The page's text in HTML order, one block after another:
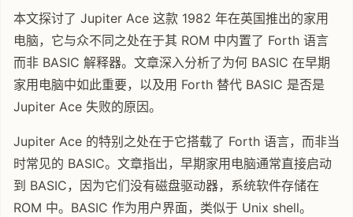
本文探讨了 Jupiter Ace 这款 1982 年在英国推出的家用
电脑，它与众不同之处在于其 ROM 中内置了 Forth 语言
而非 BASIC 解释器。文章深入分析了为何 BASIC 在早期
家用电脑中如此重要，以及用 Forth 替代 BASIC 是否是
Jupiter Ace 失败的原因。
Jupiter Ace 的特别之处在于它搭载了 Forth 语言，而非当
时常见的 BASIC。文章指出，早期家用电脑通常直接启动
到 BASIC，因为它们没有磁盘驱动器，系统软件存储在
ROM 中。BASIC 作为用户界面，类似于 Unix shell。